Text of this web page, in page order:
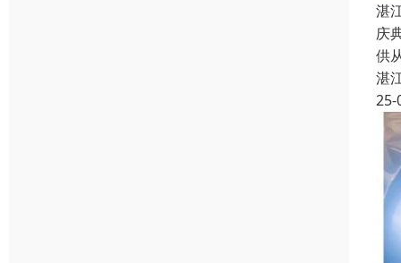
湛
庆
供
湛
25-